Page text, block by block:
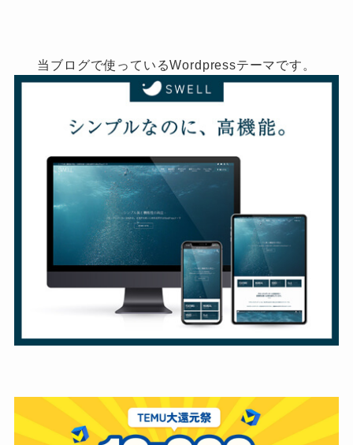
当ブログで使っているWordpressテーマです。